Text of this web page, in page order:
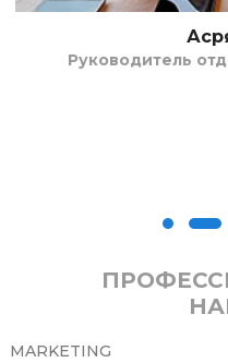
Руководитель
MARKETING